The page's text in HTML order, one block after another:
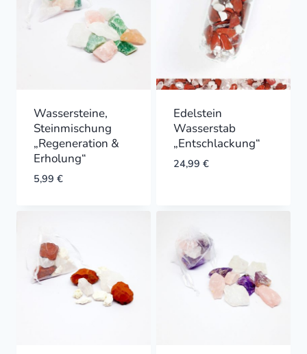
Wassersteine,
Steinmischung
„Regeneration &
Erholung“
5,99 €
Edelstein
Wasserstab
„Entschlackung“
24,99 €